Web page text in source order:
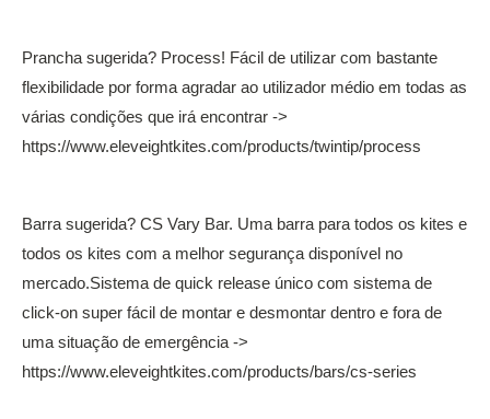
Prancha sugerida? Process! Fácil de utilizar com bastante
flexibilidade por forma agradar ao utilizador médio em todas as
várias condições que irá encontrar ->
https://www.eleveightkites.com/products/twintip/process
Barra sugerida? CS Vary Bar. Uma barra para todos os kites e
todos os kites com a melhor segurança disponível no
mercado.Sistema de quick release único com sistema de
click-on super fácil de montar e desmontar dentro e fora de
uma situação de emergência ->
https://www.eleveightkites.com/products/bars/cs-series